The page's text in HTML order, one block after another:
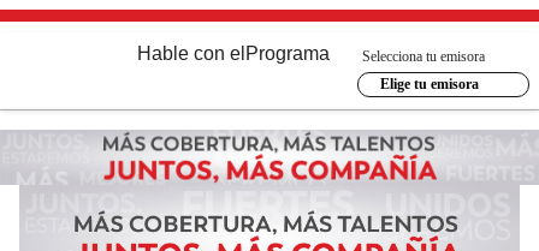
Hable con el Programa
Selecciona tu emisora
Elige tu emisora